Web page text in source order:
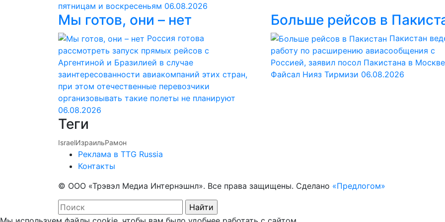
пятницам и воскресеньям 06.08.2026
Мы готов, они – нет
Россия готова
рассмотреть запуск прямых рейсов с
Аргентиной и Бразилией в случае
заинтересованности авиакомпаний этих стран,
при этом отечественные перевозчики
организовывать такие полеты не планируют
06.08.2026
Больше рейсов в
Пакистан
работу по расширению авиасообщения с
Россией, заявил посол Пакистана в Москве
Файсал Нияз Тирмизи 06.08.2026
Теги
IsraelИзраильРамон
Реклама в TTG Russia
Контакты
© ООО «Трэвэл Медиа Интернэшнл». Все права защищены. Сделано «Предлогом»